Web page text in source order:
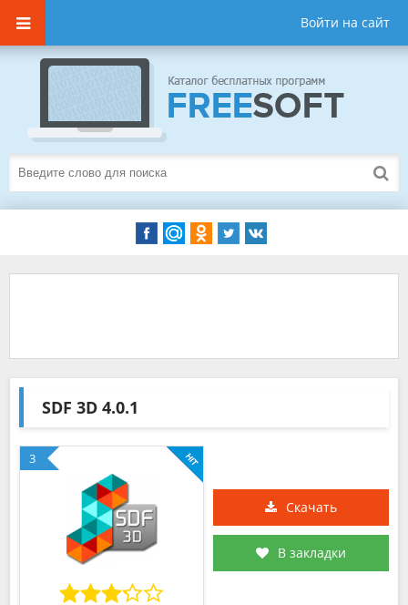
Войти на сайт
SDF 3D 4.0.1
3
Скачать
В закладки